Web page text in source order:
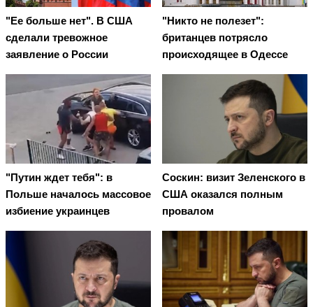
"Ее больше нет". В США
сделали тревожное
заявление о России
"Никто не полезет":
британцев потрясло
происходящее в Одессе
"Путин ждет тебя": в
Польше началось массовое
избиение украинцев
Соскин: визит Зеленского в
США оказался полным
провалом